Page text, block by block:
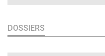
DOSSIERS